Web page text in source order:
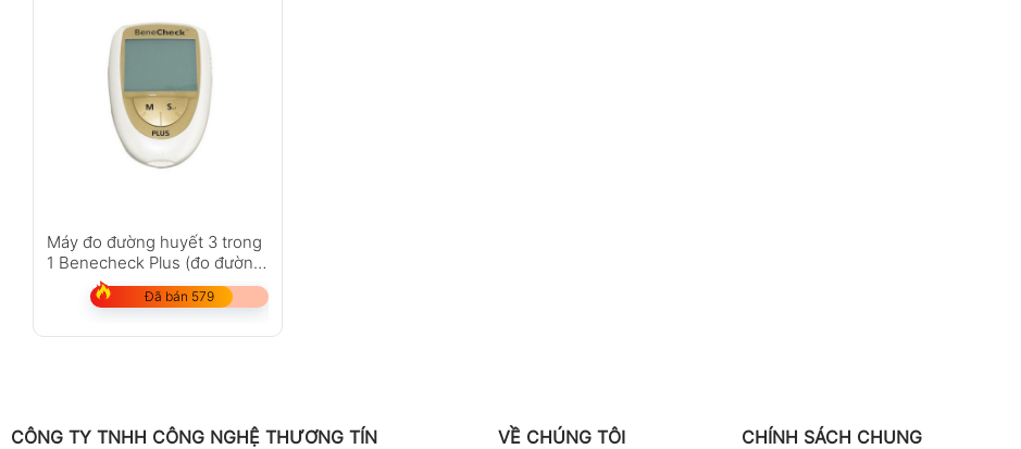
Máy đo đường huyết 3 trong
1 Benecheck Plus (đo đường
huyết, mỡ máu, axit uric
trong máu)
Đã bán 579
CÔNG TY TNHH CÔNG NGHỆ THƯƠNG TÍN VỀ CHÚNG TÔI CHÍNH SÁCH CHUNG